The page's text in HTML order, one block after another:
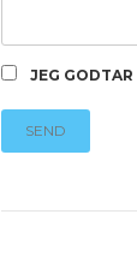
JEG GODTAR
SEND